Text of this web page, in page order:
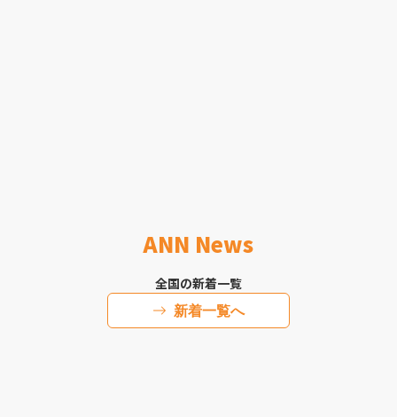
ANN News
全国の新着一覧
新着一覧へ